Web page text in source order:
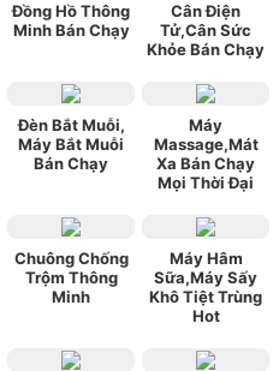
Đồng Hồ Thông
Minh Bán Chạy
Cân Điện
Tử,Cân Sức
Khỏe Bán Chạy
Đèn Bắt Muỗi,
Máy Bắt Muỗi
Bán Chạy
Máy
Massage,Mát
Xa Bán Chạy
Mọi Thời Đại
Chuông Chống
Trộm Thông
Minh
Máy Hâm
Sữa,Máy Sấy
Khô Tiệt Trùng
Hot